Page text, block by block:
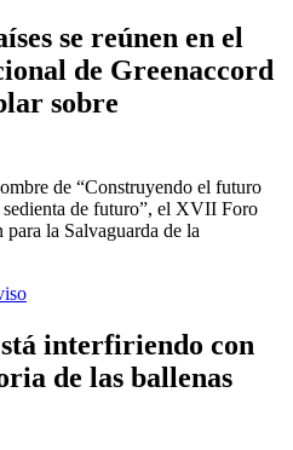
se reúnen en el
de Greenaccord
sobre
de “Construyendo el futuro
de futuro”, el XVII Foro
la Salvaguarda de la
interfiriendo con
de las ballenas